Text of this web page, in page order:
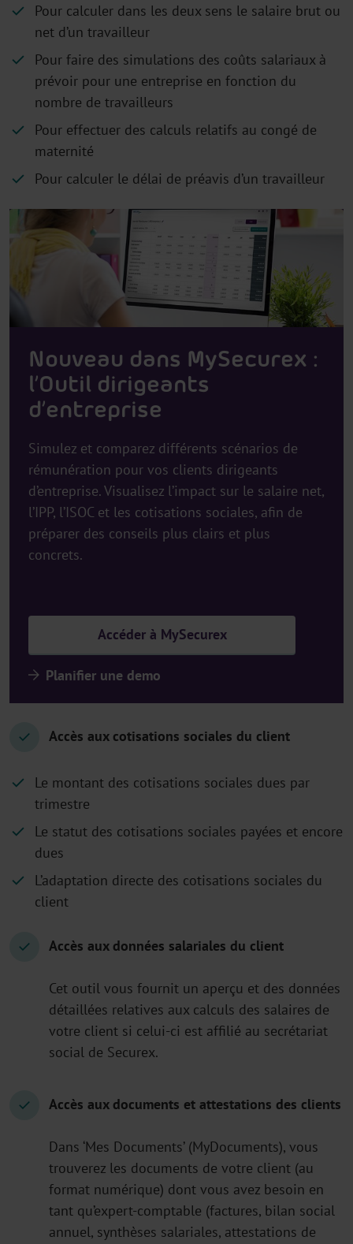
Pour calculer dans les deux sens le salaire brut ou
net d’un travailleur
Pour faire des simulations des coûts salariaux à
prévoir pour une entreprise en fonction du
nombre de travailleurs
Pour effectuer des calculs relatifs au congé de
maternité
Pour calculer le délai de préavis d’un travailleur
Nouveau dans MySecurex :
l’Outil dirigeants
d’entreprise
Simulez et comparez différents scénarios de
rémunération pour vos clients dirigeants
d’entreprise. Visualisez l’impact sur le salaire net,
l’IPP, l’ISOC et les cotisations sociales, afin de
préparer des conseils plus clairs et plus
concrets.
Accéder à MySecurex
Planifier une demo
Accès aux cotisations sociales du client
Le montant des cotisations sociales dues par
trimestre
Le statut des cotisations sociales payées et encore
dues
L’adaptation directe des cotisations sociales du
client
Accès aux données salariales du client
Cet outil vous fournit un aperçu et des données
détaillées relatives aux calculs des salaires de
votre client si celui-ci est affilié au secrétariat
social de Securex.
Accès aux documents et attestations des clients
Dans ‘Mes Documents’ (MyDocuments), vous
trouverez les documents de votre client (au
format numérique) dont vous avez besoin en
tant qu’expert-comptable (factures, bilan social
annuel, synthèses salariales, attestations de